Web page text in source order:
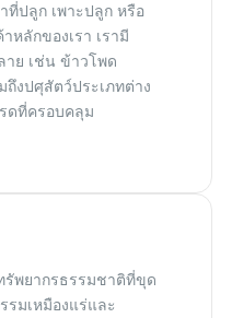
ปลูก เพาะปลูก หรือ
หลักของเรา เรามี
าย เช่น ข้าวโพด
งปศุสัตว์ประเภทต่าง
ดที่ครอบคลุม
พยากรธรรมชาติที่ขุด
มเหมืองแร่และ